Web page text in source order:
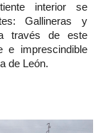
interior se
Gallineras y
través de este
e imprescindible
de León.